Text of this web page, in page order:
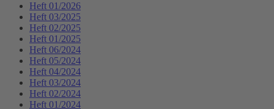
Heft 01/2026
Heft 03/2025
Heft 02/2025
Heft 01/2025
Heft 06/2024
Heft 05/2024
Heft 04/2024
Heft 03/2024
Heft 02/2024
Heft 01/2024